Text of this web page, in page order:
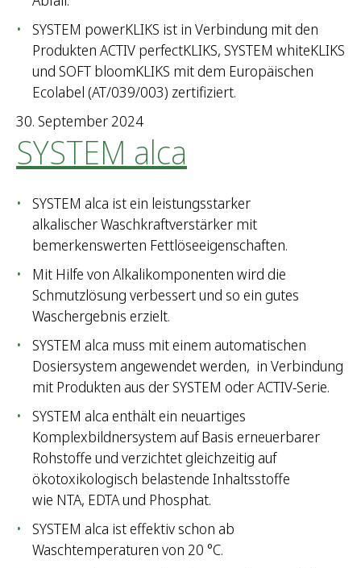
SYSTEM powerKLIKS ist in Verbindung mit den
Produkten ACTIV perfectKLIKS, SYSTEM whiteKLIKS
und SOFT bloomKLIKS mit dem Europäischen
Ecolabel (AT/039/003) zertifiziert.
30. September 2024
SYSTEM alca
SYSTEM alca ist ein leistungsstarker
alkalischer Waschkraftverstärker mit
bemerkenswerten Fettlöseeigenschaften.
Mit Hilfe von Alkalikomponenten wird die
Schmutzlösung verbessert und so ein gutes
Waschergebnis erzielt.
SYSTEM alca muss mit einem automatischen
Dosiersystem angewendet werden, in Verbindung
mit Produkten aus der SYSTEM oder ACTIV-Serie.
SYSTEM alca enthält ein neuartiges
Komplexbildnersystem auf Basis erneuerbarer
Rohstoffe und verzichtet gleichzeitig auf
ökotoxikologisch belastende Inhaltsstoffe
wie NTA, EDTA und Phosphat.
SYSTEM alca ist effektiv schon ab
Waschtemperaturen von 20 °C.